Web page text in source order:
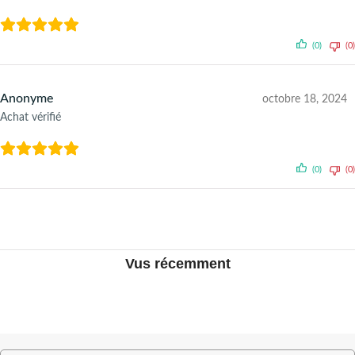
(0) (0)
Anonyme
Achat vérifié
octobre 18, 2024
(0) (0)
Vus récemment